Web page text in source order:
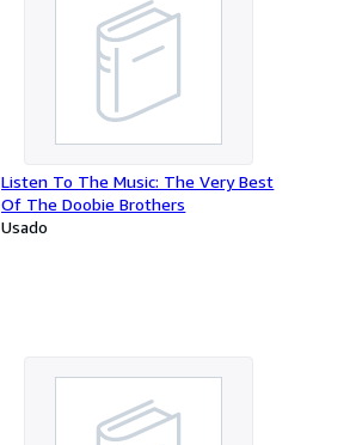
Listen To The Music: The Very Best
Of The Doobie Brothers
Usado